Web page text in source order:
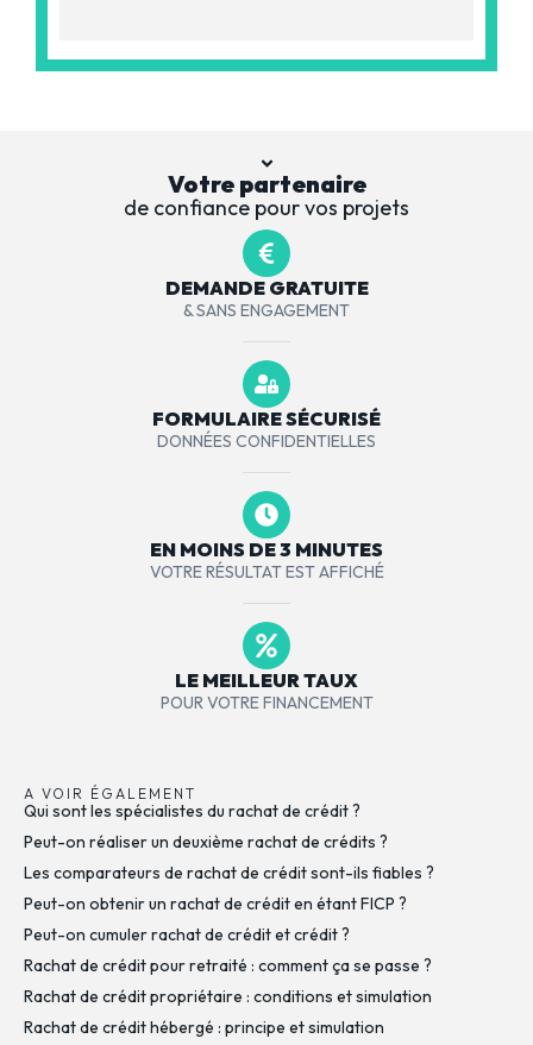
Votre partenaire
de confiance pour vos projets
DEMANDE GRATUITE
& SANS ENGAGEMENT
FORMULAIRE SÉCURISÉ
DONNÉES CONFIDENTIELLES
EN MOINS DE 3 MINUTES
VOTRE RÉSULTAT EST AFFICHÉ
LE MEILLEUR TAUX
POUR VOTRE FINANCEMENT
A VOIR ÉGALEMENT
Qui sont les spécialistes du rachat de crédit ?
Peut-on réaliser un deuxième rachat de crédits ?
Les comparateurs de rachat de crédit sont-ils fiables ?
Peut-on obtenir un rachat de crédit en étant FICP ?
Peut-on cumuler rachat de crédit et crédit ?
Rachat de crédit pour retraité : comment ça se passe ?
Rachat de crédit propriétaire : conditions et simulation
Rachat de crédit hébergé : principe et simulation